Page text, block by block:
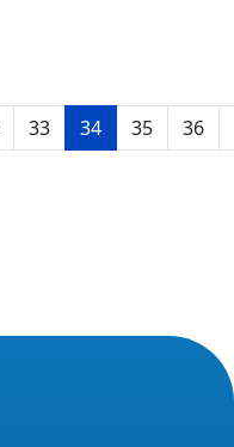
33 34 35 36